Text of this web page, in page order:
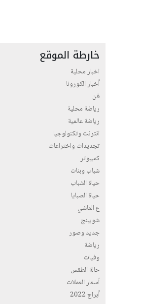
خارطة الموقع
اخبار محلية
أخبار الكورونا
فن
رياضة محلية
رياضة عالمية
انترنت وتكنولوجيا
تجديدات واختراعات
كمبيوتر
شباب وبنات
حياة الشباب
حياة الصبايا
ع الماشي
شوبينج
جديد وصور
رياضة
وفيات
حالة الطقس
أسعار العملات
أبراج 2022